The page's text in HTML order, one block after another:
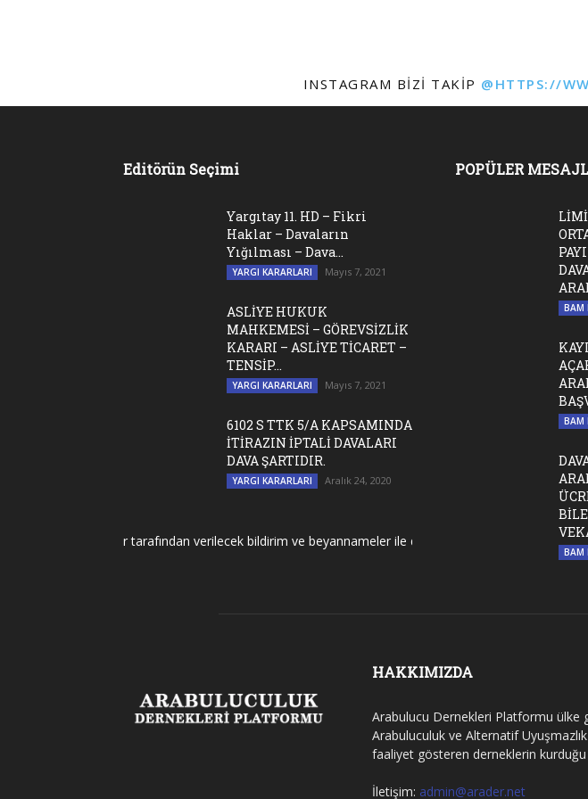
INSTAGRAM BIZI TAKIP @HTTPS://
Editörün Seçimi
Yargıtay 11. HD – Fikri
Haklar – Davaların
Yığılması – Dava...
YARGI KARARLARI Mayıs 7, 2021
ASLİYE HUKUK
MAHKEMESİ – GÖREVSİZLİK
KARARI – ASLİYE TİCARET –
TENSİP...
YARGI KARARLARI Mayıs 7, 2021
6102 S TTK 5/A KAPSAMINDA
İTİRAZIN İPTALİ DAVALARI
DAVA ŞARTIDIR.
YARGI KARARLARI Aralık 24, 2020
Dernekler tarafından verilecek bildirim ve beyannameler ile dernek genel kurul toplantıları
POPÜLER
BAM
BAM
BAM
HAKKIMIZDA
Arabulucu Dernekleri Platformu ülke
Arabuluculuk ve Alternatif
faaliyet gösteren derneklerin
İletişim: admin@arader.net